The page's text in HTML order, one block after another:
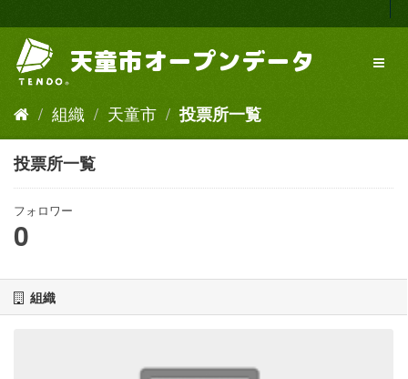
キ
容
組織 天童市 投票所一覧
投票所一覧
フォロワー
0
組織